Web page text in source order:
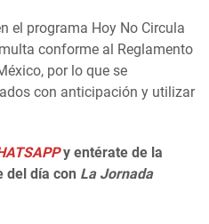
el programa Hoy No Circula
conforme al Reglamento
por lo que se
con anticipación y utilizar
y entérate de la
del día con La Jornada